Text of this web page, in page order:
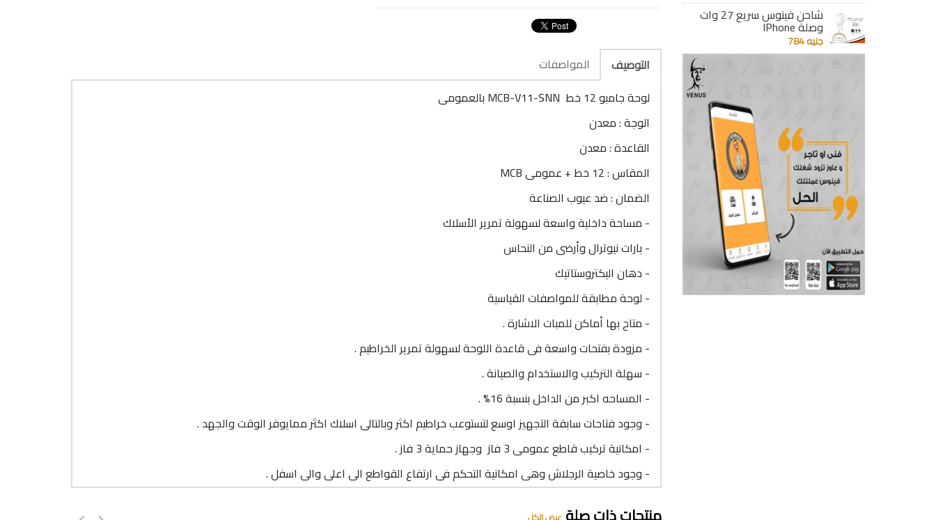
شاحن فينوس سريع 27 وات
وصلة IPhone
جنيه 784
التوصيف
المواصفات
لوحة جامبو 12 خط MCB-V11-SNN بالعمومى
الوجة : معدن
القاعدة : معدن
المقاس : 12 خط + عمومى MCB
الضمان : ضد عيوب الصناعة
- مساحة داخلية واسعة لسهولة تمرير الأسلاك
- بارات نيوترال وأرضى من النحاس
- دهان اليكتروستاتيك
- لوحة مطابقة للمواصفات القياسية
- متاح بها أماكن للمبات الاشارة .
- مزودة بفتحات واسعة فى قاعدة اللوحة لسهولة تمرير الخراطيم .
- سهلة التركيب والاستخدام والصيانة .
- المساحه اكبر من الداخل بنسبة 16% .
- وجود فتاحات سابقة التجهيز اوسع لتستوعب خراطيم اكثر وبالتالى اسلاك اكثر ممايوفر الوقت والجهد .
- امكانية تركيب قاطع عمومى 3 فاز وجهاز حماية 3 فاز .
- وجود خاصية الرجلاش وهى امكانية التحكم فى ارتفاع القواطع الى اعلى والى اسفل .